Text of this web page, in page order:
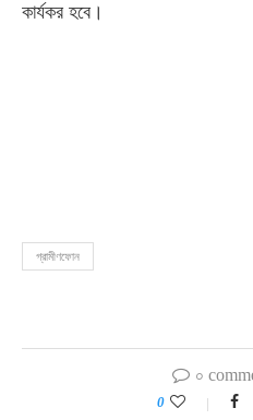
কার্যকর হবে।
গ্রামীণফোন
০
0